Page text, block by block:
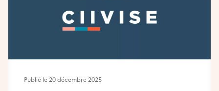
Publié le20 décembre 2025